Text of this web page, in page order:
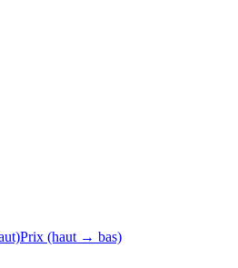
Prix (haut → bas)